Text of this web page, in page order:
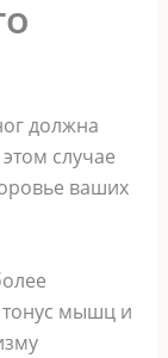
должна
случае
ваших
тонус мышц и